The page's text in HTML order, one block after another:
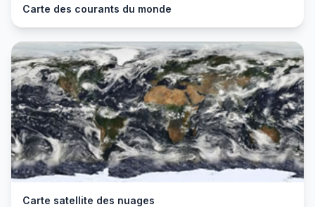
Carte des courants du monde
Carte satellite des nuages